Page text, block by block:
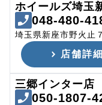
ホイールズ埼玉
048-480-
埼玉県新座市野火止
店舗詳細
三郷インター店
050-1807-